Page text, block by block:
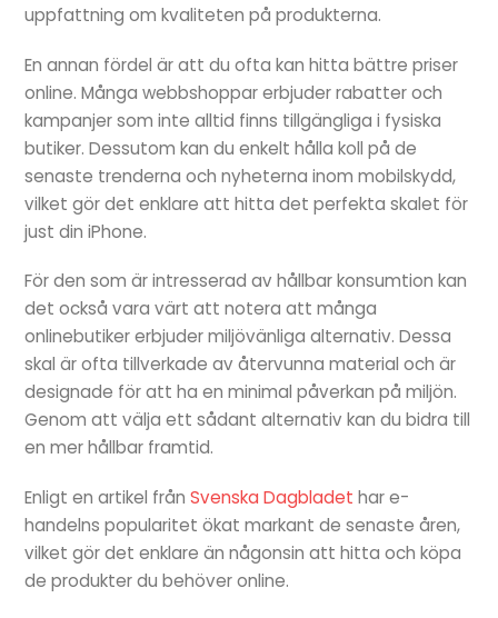
uppfattning om kvaliteten på produkterna.
En annan fördel är att du ofta kan hitta bättre priser
online. Många webbshoppar erbjuder rabatter och
kampanjer som inte alltid finns tillgängliga i fysiska
butiker. Dessutom kan du enkelt hålla koll på de
senaste trenderna och nyheterna inom mobilskydd,
vilket gör det enklare att hitta det perfekta skalet för
just din iPhone.
För den som är intresserad av hållbar konsumtion kan
det också vara värt att notera att många
onlinebutiker erbjuder miljövänliga alternativ. Dessa
skal är ofta tillverkade av återvunna material och är
designade för att ha en minimal påverkan på miljön.
Genom att välja ett sådant alternativ kan du bidra till
en mer hållbar framtid.
Enligt en artikel frånSvenska Dagbladet har e-
handelns popularitet ökat markant de senaste åren,
vilket gör det enklare än någonsin att hitta och köpa
de produkter du behöver online.